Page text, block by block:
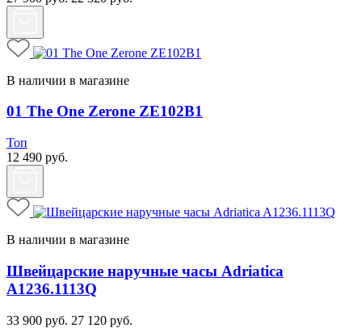
В наличии в магазине
01 The One Zerone ZE102B1
Топ
12 490 руб.
В наличии в магазине
Швейцарские наручные часы Adriatica
A1236.1113Q
33 900 руб. 27 120 руб.